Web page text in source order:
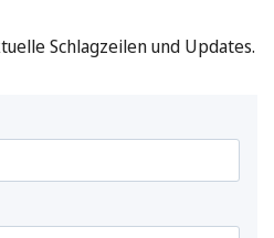
Schlagzeilen und Updates.